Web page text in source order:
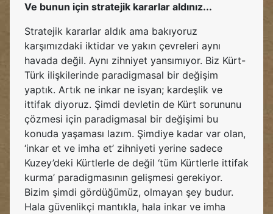
Ve bunun için stratejik kararlar aldınız...
Stratejik kararlar aldık ama bakıyoruz
karşımızdaki iktidar ve yakın çevreleri aynı
havada değil. Aynı zihniyet yansımıyor. Biz Kürt-
Türk ilişkilerinde paradigmasal bir değişim
yaptık. Artık ne inkar ne isyan; kardeşlik ve
ittifak diyoruz. Şimdi devletin de Kürt sorununu
çözmesi için paradigmasal bir değişimi bu
konuda yaşaması lazım. Şimdiye kadar var olan,
‘inkar et ve imha et’ zihniyeti yerine sadece
Kuzey’deki Kürtlerle de değil ‘tüm Kürtlerle ittifak
kurma’ paradigmasının gelişmesi gerekiyor.
Bizim şimdi gördüğümüz, olmayan şey budur.
Hala güvenlikçi mantıkla, hala inkar ve imha